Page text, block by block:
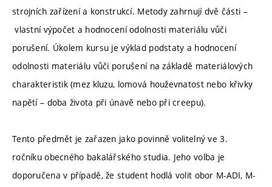
strojních zařízení a konstrukcí. Metody zahrnují dvě části –
vlastní výpočet a hodnocení odolnosti materiálu vůči
porušení. Úkolem kursu je výklad podstaty a hodnocení
odolnosti materiálu vůči porušení na základě materiálových
charakteristik (mez kluzu, lomová houževnatost nebo křivky
napětí – doba života při únavě nebo při creepu).
Tento předmět je zařazen jako povinně volitelný ve 3.
ročníku obecného bakalářského studia. Jeho volba je
doporučena v případě, že student hodlá volit obor M-ADI, M-